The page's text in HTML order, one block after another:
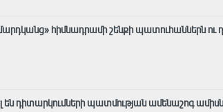
հիմնադրամի շենքի պատուհաններն ու
են դիտարկումների պատմության ամենաշոգ